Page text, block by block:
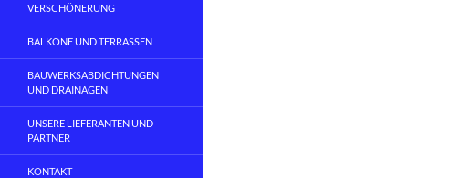
VERSCHÖNERUNG
BALKONE UND TERRASSEN
BAUWERKSABDICHTUNGEN
UND DRAINAGEN
UNSERE LIEFERANTEN UND
PARTNER
KONTAKT